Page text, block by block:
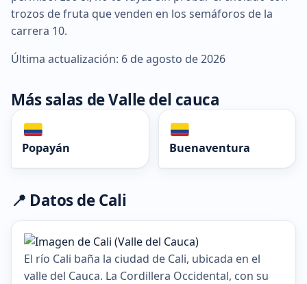
trozos de fruta que venden en los semáforos de la
carrera 10.
Última actualización: 6 de agosto de 2026
Más salas de Valle del cauca
Popayán Buenaventura
📍 Datos de Cali
El río Cali baña la ciudad de Cali, ubicada en el
valle del Cauca. La Cordillera Occidental, con su